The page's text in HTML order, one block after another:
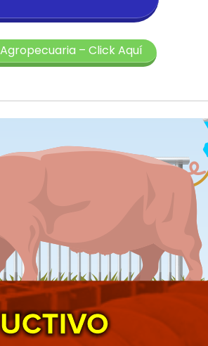
Agropecuaria – Click Aquí